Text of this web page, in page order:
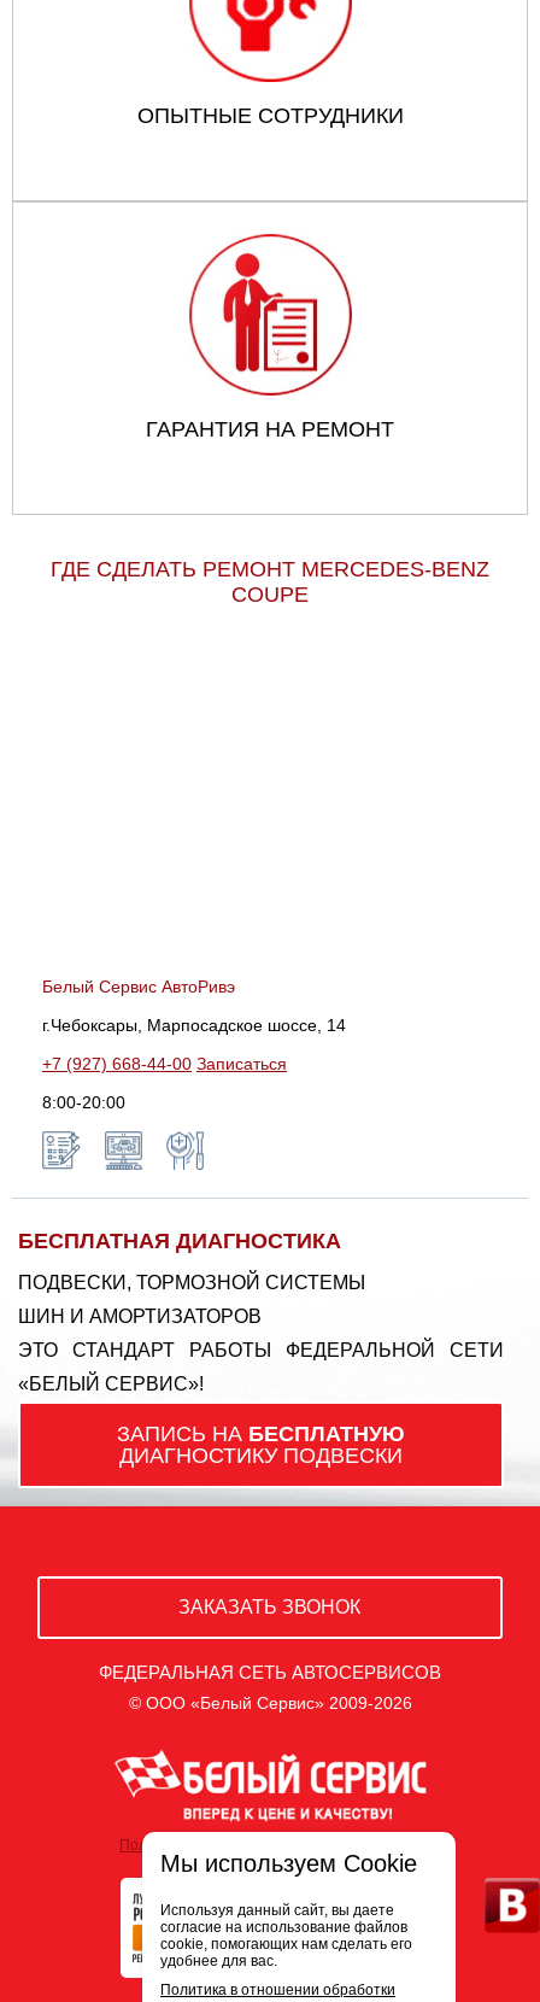
ОПЫТНЫЕ СОТРУДНИКИ
ГАРАНТИЯ НА РЕМОНТ
ГДЕ СДЕЛАТЬ РЕМОНТ MERCEDES-BENZ
COUPE
Белый Сервис АвтоРивэ
г.Чебоксары, Марпосадское шоссе, 14
+7 (927) 668-44-00 Записаться
8:00-20:00
БЕСПЛАТНАЯ ДИАГНОСТИКА
ПОДВЕСКИ, ТОРМОЗНОЙ СИСТЕМЫ
ШИН И АМОРТИЗАТОРОВ
ЭТО СТАНДАРТ РАБОТЫ ФЕДЕРАЛЬНОЙ СЕТИ
«БЕЛЫЙ СЕРВИС»!
ЗАПИСЬ НА БЕСПЛАТНУЮ
ДИАГНОСТИКУ ПОДВЕСКИ
ЗАКАЗАТЬ ЗВОНОК
ФЕДЕРАЛЬНАЯ СЕТЬ АВТОСЕРВИСОВ
© ООО «Белый Сервис» 2009-2026
Политика обработки персональных данных
Мы используем Cookie
Используя данный сайт, вы даете
согласие на использование файлов
cookie, помогающих нам сделать его
удобнее для вас.
Политика в отношении обработки